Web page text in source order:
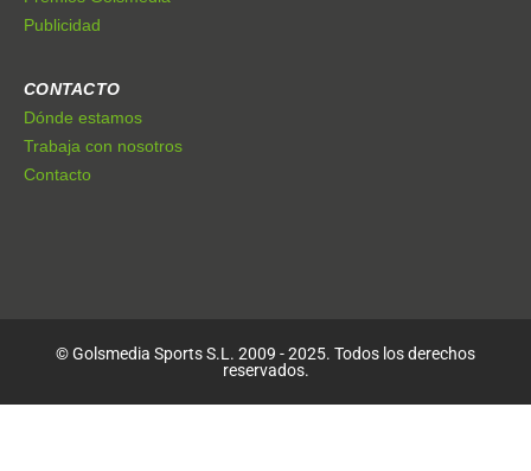
Publicidad
CONTACTO
Dónde estamos
Trabaja con nosotros
Contacto
© Golsmedia Sports S.L. 2009 - 2025. Todos los derechos
reservados.